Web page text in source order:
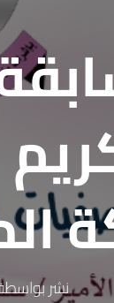
نشر